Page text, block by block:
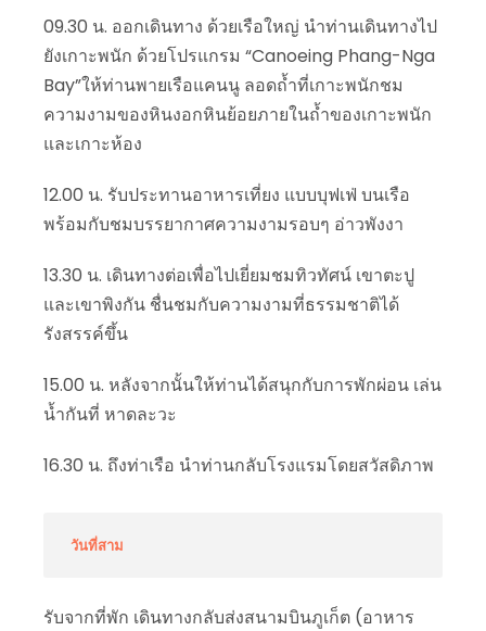
09.30 น. ออกเดินทาง ด้วยเรือใหญ่ นำท่านเดินทางไป
ยังเกาะพนัก ด้วยโปรแกรม “Canoeing Phang-Nga
Bay”ให้ท่านพายเรือแคนนู ลอดถ้ำที่เกาะพนักชม
ความงามของหินงอกหินย้อยภายในถ้ำของเกาะพนัก
และเกาะห้อง
12.00 น. รับประทานอาหารเที่ยง แบบบุฟเฟ่ บนเรือ
พร้อมกับชมบรรยากาศความงามรอบๆ อ่าวพังงา
13.30 น. เดินทางต่อเพื่อไปเยี่ยมชมทิวทัศน์ เขาตะปู
และเขาพิงกัน ชื่นชมกับความงามที่ธรรมชาติได้
รังสรรค์ขึ้น
15.00 น. หลังจากนั้นให้ท่านได้สนุกกับการพักผ่อน เล่น
น้ำกันที่ หาดละวะ
16.30 น. ถึงท่าเรือ นำท่านกลับโรงแรมโดยสวัสดิภาพ
วันที่สาม
รับจากที่พัก เดินทางกลับส่งสนามบินภูเก็ต (อาหาร